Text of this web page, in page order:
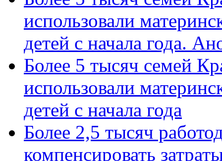
использовали
детей с начала года.
Более 5 тысяч семей
использовали
детей с начала года
Более 2,5 тысяч
компенсировать